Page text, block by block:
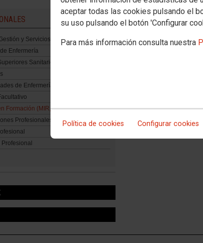
aceptar todas las cookies pulsando el
su uso pulsando el botón 'Configurar
Para más información consulta nuestra
Política de cookies Configurar cookies
y Servicios Generales
Enfermería
Sanitarios
de Enfermería
Formación (MIR, EIR, PIR, QIR, etc.)
Profesionales